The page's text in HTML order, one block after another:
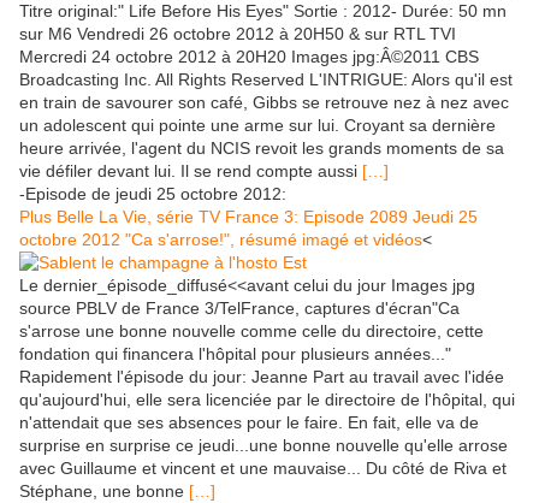
Titre original:" Life Before His Eyes" Sortie : 2012- Durée: 50 mn
sur M6 Vendredi 26 octobre 2012 à 20H50 & sur RTL TVI
Mercredi 24 octobre 2012 à 20H20 Images jpg:Â©2011 CBS
Broadcasting Inc. All Rights Reserved L'INTRIGUE: Alors qu'il est
en train de savourer son café, Gibbs se retrouve nez à nez avec
un adolescent qui pointe une arme sur lui. Croyant sa dernière
heure arrivée, l'agent du NCIS revoit les grands moments de sa
vie défiler devant lui. Il se rend compte aussi […]
-Episode de jeudi 25 octobre 2012:
Plus Belle La Vie, série TV France 3: Episode 2089 Jeudi 25
octobre 2012 "Ca s'arrose!", résumé imagé et vidéos<
Le dernier_épisode_diffusé<<avant celui du jour Images jpg
source PBLV de France 3/TelFrance, captures d'écran"Ca
s'arrose une bonne nouvelle comme celle du directoire, cette
fondation qui financera l'hôpital pour plusieurs années..."
Rapidement l'épisode du jour: Jeanne Part au travail avec l'idée
qu'aujourd'hui, elle sera licenciée par le directoire de l'hôpital, qui
n'attendait que ses absences pour le faire. En fait, elle va de
surprise en surprise ce jeudi...une bonne nouvelle qu'elle arrose
avec Guillaume et vincent et une mauvaise... Du côté de Riva et
Stéphane, une bonne […]